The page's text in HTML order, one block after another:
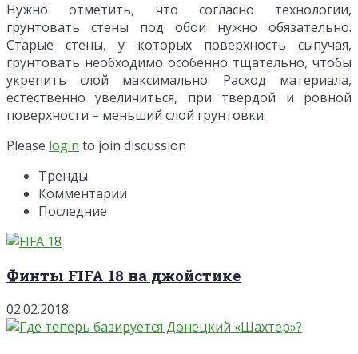
Нужно отметить, что согласно технологии,
грунтовать стены под обои нужно обязательно.
Старые стены, у которых поверхность сыпучая,
грунтовать необходимо особенно тщательно, чтобы
укрепить слой максимально. Расход материала,
естественно увеличиться, при твердой и ровной
поверхности – меньший слой грунтовки.
Please login to join discussion
Тренды
Комментарии
Последние
Финты FIFA 18 на джойстике
02.02.2018